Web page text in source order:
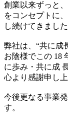
創業以来ずっと
をコンセプトに
し続けてきました
弊社は、“共に成
お陰様でこの 18
に歩み・共に成
心より感謝申し上
今後更なる事業
す。